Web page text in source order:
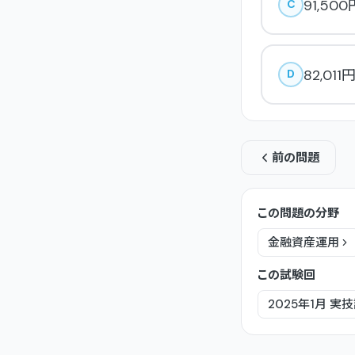
C 91,500
D 82,011円
前の問題
この問題の分野
金融資産運用
この試験回
2025年1月 実技